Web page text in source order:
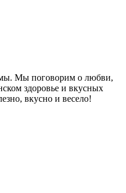
Мы поговорим о любви,
здоровье и вкусных
вкусно и весело!